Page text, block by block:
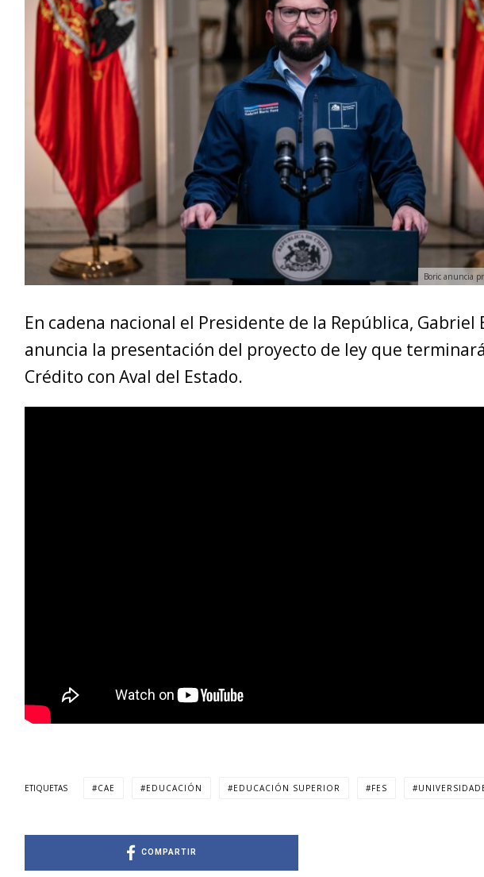
Boric anuncia
En cadena nacional el Presidente de la República, Gabriel
anuncia la presentación del proyecto de ley que
Crédito con Aval del Estado.
ETIQUETAS CAE EDUCACIÓN EDUCACIÓN SUPERIOR FES
COMPARTIR